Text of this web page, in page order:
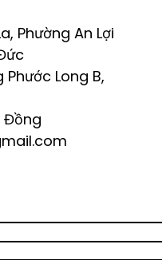
Phường An Lợi
Long B,
Đồng